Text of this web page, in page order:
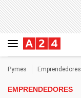
Pymes Emprendedores
EMPRENDEDORES